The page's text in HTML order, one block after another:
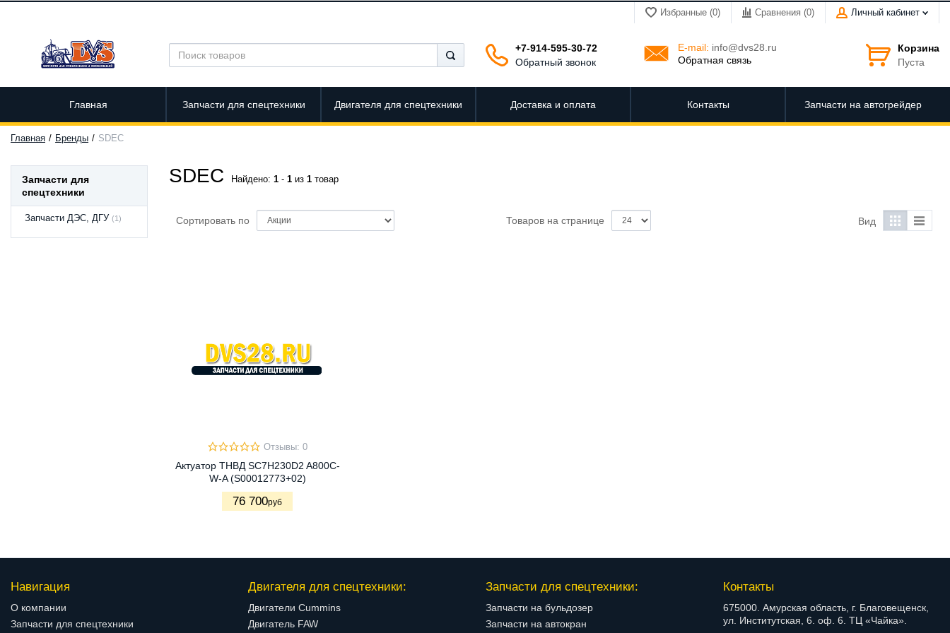
Избранные (0) Сравнения (0) Личный кабинет
+7-914-595-30-72
Обратный звонок
E-mail: info@dvs28.ru
Обратная связь
Корзина
Пуста
Главная Запчасти для спецтехники Двигателя для спецтехники Доставка и оплата Контакты Запчасти на автогрейдер
Главная Бренды SDEC
Запчасти для
спецтехники
Запчасти ДЭС, ДГУ (1)
SDEC Найдено: 1 - 1 из 1 товар
Сортировать по Товаров на странице Вид
Отзывы: 0
Актуатор ТНВД SC7H230D2 A800C-
W-A (S00012773+02)
76 700руб
Навигация
О компании
Запчасти для спецтехники
Двигателя для спецтехники:
Двигатели Cummins
Двигатель FAW
Запчасти для спецтехники:
Запчасти на бульдозер
Запчасти на автокран
Контакты
675000. Амурская область, г. Благовещенск,
ул. Институтская, 6. оф. 6. ТЦ «Чайка».